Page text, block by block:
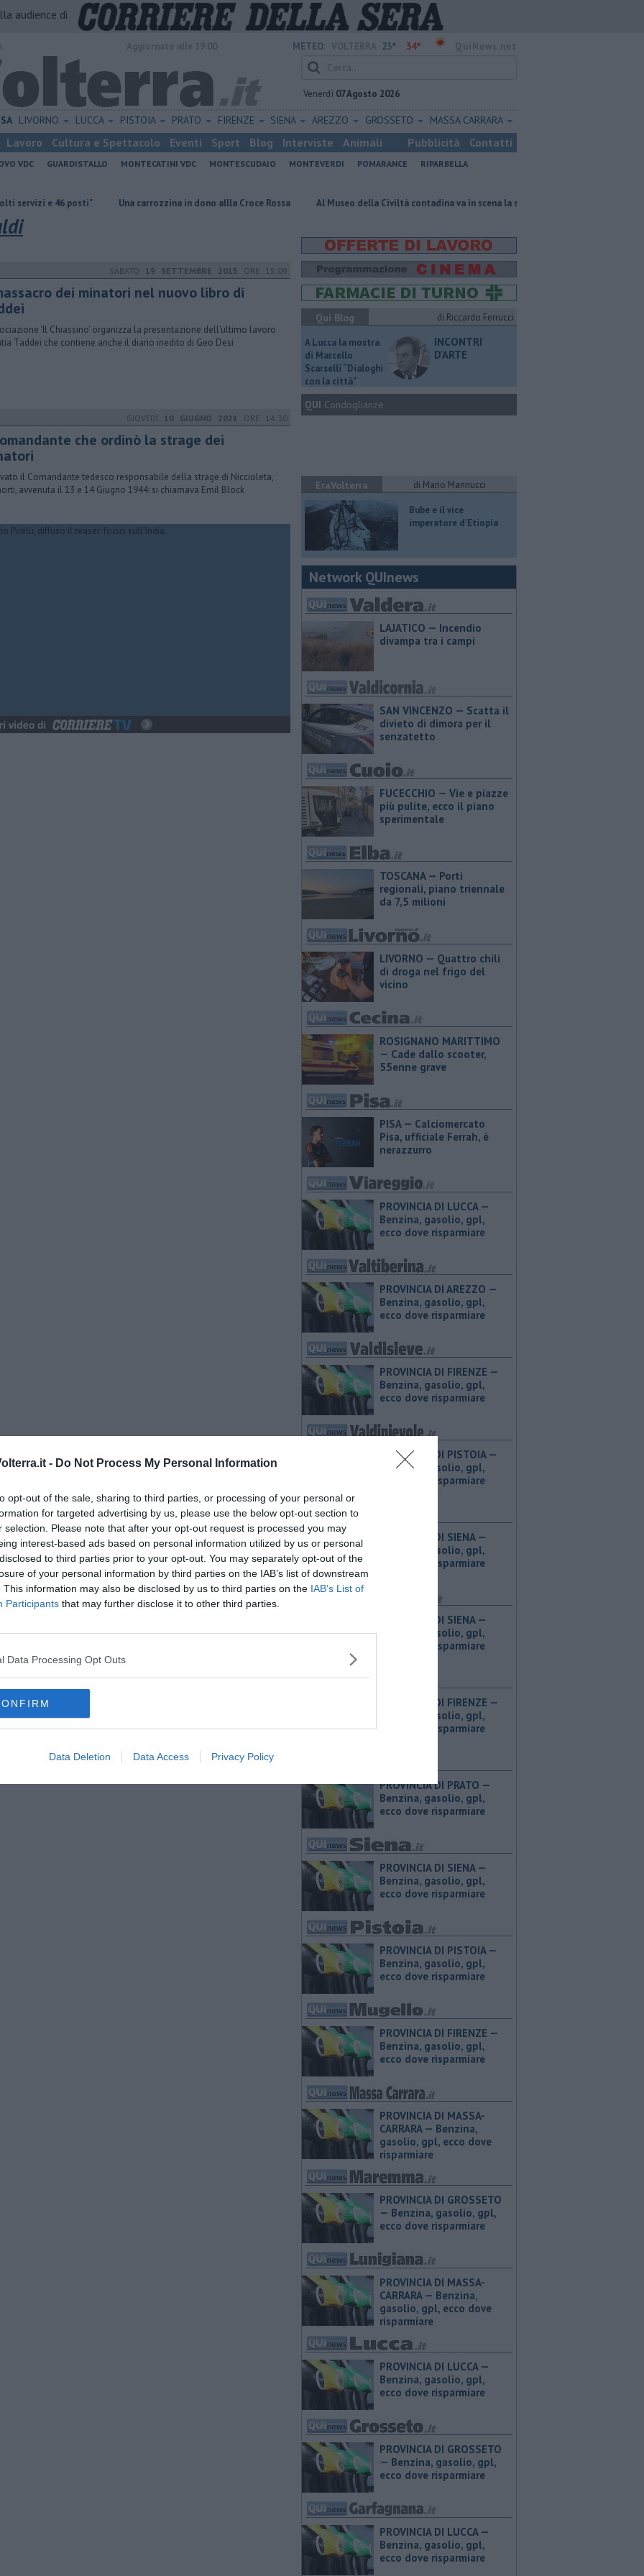
- Do Not Process My Personal Information
opt-out of the sale, sharing to third parties, or processing of your personal or
for targeted advertising by us, please use the below opt-out section to
selection. Please note that after your opt-out request is processed you may
interest-based ads based on personal information utilized by us or personal
to third parties prior to your opt-out. You may separately opt-out of the
of your personal information by third parties on the IAB’s list of downstream
This information may also be disclosed by us to third parties on the IAB’s List of
Participants that may further disclose it to other third parties.
Data Processing Opt Outs
Data Deletion Data Access Privacy Policy
audience di
METEO: 23° 34°
Venerdì 07 Agosto 2026
LIVORNO LUCCA PISTOIA PRATO FIRENZE SIENA AREZZO GROSSETO MASSA CARRARA
Lavoro Cultura e Spettacolo Eventi Sport Blog Interviste Animali Pubblicità Contatti
VDC GUARDISTALLO MONTECATINI VDC MONTESCUDAIO MONTEVERDI POMARANCE
RIPARBELLA
posti" Una carrozzina in dono allla Croce Rossa Al Museo della Civiltà contadina va in scena la storia Pacini, "siamo ai
SABATO 19 SETTEMBRE 2015 ORE 15:09
dei minatori nel nuovo libro di
'Il Chiassino' organizza la presentazione dell'ultimo lavoro
Taddei che contiene anche il diario inedito di Geo Desi
GIOVEDÌ 10 GIUGNO 2021 ORE 14:30
che ordinò la strage dei
il Comandante tedesco responsabile della strage di Niccioleta,
avvenuta il 13 e 14 Giugno 1944: si chiamava Emil Block
Qui Blog di Riccardo Ferrucci
A Lucca la mostra
di Marcello
Scarselli “Dialoghi
con la città"
INCONTRI
D'ARTE
QUI Condoglianze
EraVolterra di Mario Mannucci
​Bube e il vice
imperatore d'Etiopia
Network QUInews
LAJATICO — Incendio
divampa tra i campi
SAN VINCENZO — Scatta il
divieto di dimora per il
senzatetto
FUCECCHIO — Vie e piazze
più pulite, ecco il piano
sperimentale
TOSCANA — Porti
regionali, piano triennale
da 7,5 milioni
LIVORNO — Quattro chili
di droga nel frigo del
vicino
ROSIGNANO MARITTIMO
— Cade dallo scooter,
55enne grave
PISA — Calciomercato
Pisa, ufficiale Ferrah, è
nerazzurro
PROVINCIA DI LUCCA — ​
Benzina, gasolio, gpl,
ecco dove risparmiare
PROVINCIA DI AREZZO — ​
Benzina, gasolio, gpl,
ecco dove risparmiare
PROVINCIA DI FIRENZE — ​
Benzina, gasolio, gpl,
ecco dove risparmiare
PROVINCIA DI PISTOIA — ​
Benzina, gasolio, gpl,
ecco dove risparmiare
PROVINCIA DI SIENA — ​
Benzina, gasolio, gpl,
ecco dove risparmiare
PROVINCIA DI SIENA — ​
Benzina, gasolio, gpl,
ecco dove risparmiare
PROVINCIA DI FIRENZE — ​
Benzina, gasolio, gpl,
ecco dove risparmiare
PROVINCIA DI PRATO — ​
Benzina, gasolio, gpl,
ecco dove risparmiare
PROVINCIA DI SIENA — ​
Benzina, gasolio, gpl,
ecco dove risparmiare
PROVINCIA DI PISTOIA — ​
Benzina, gasolio, gpl,
ecco dove risparmiare
PROVINCIA DI FIRENZE — ​
Benzina, gasolio, gpl,
ecco dove risparmiare
PROVINCIA DI MASSA-
CARRARA — ​Benzina,
gasolio, gpl, ecco dove
risparmiare
PROVINCIA DI GROSSETO
— ​Benzina, gasolio, gpl,
ecco dove risparmiare
PROVINCIA DI MASSA-
CARRARA — ​Benzina,
gasolio, gpl, ecco dove
risparmiare
PROVINCIA DI LUCCA — ​
Benzina, gasolio, gpl,
ecco dove risparmiare
PROVINCIA DI GROSSETO
— ​Benzina, gasolio, gpl,
ecco dove risparmiare
PROVINCIA DI LUCCA — ​
Benzina, gasolio, gpl,
ecco dove risparmiare